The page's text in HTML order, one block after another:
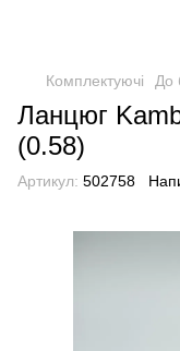
Комплектуючі До
Ланцюг
(0.58)
Артикул: 502758